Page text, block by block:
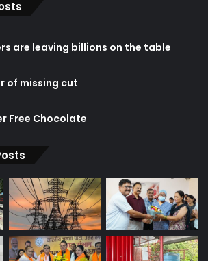
are leaving billions on the table
of missing cut
Free Chocolate